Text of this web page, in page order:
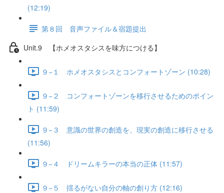
(12:19)
第８回 音声ファイル＆宿題提出
Unit.9 【ホメオスタシスを味方につける】
９−１ ホメオスタシスとコンフォートゾーン (10:28)
９−２ コンフォートゾーンを移行させるためのポイン
ト (11:59)
９−３ 意識の世界の創造を、現実の創造に移行させる
(11:56)
９−４ ドリームキラーの本当の正体 (11:57)
９−５ 揺るがない自分の軸の創り方 (12:16)